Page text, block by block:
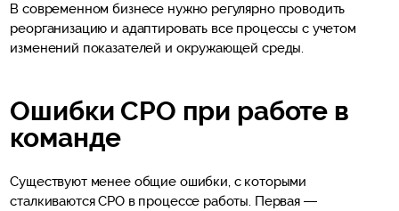
В современном бизнесе нужно регулярно проводить
реорганизацию и адаптировать все процессы с учетом
изменений показателей и окружающей среды.
Ошибки CPO при работе в
команде
Существуют менее общие ошибки, с которыми
сталкиваются CPO в процессе работы. Первая —